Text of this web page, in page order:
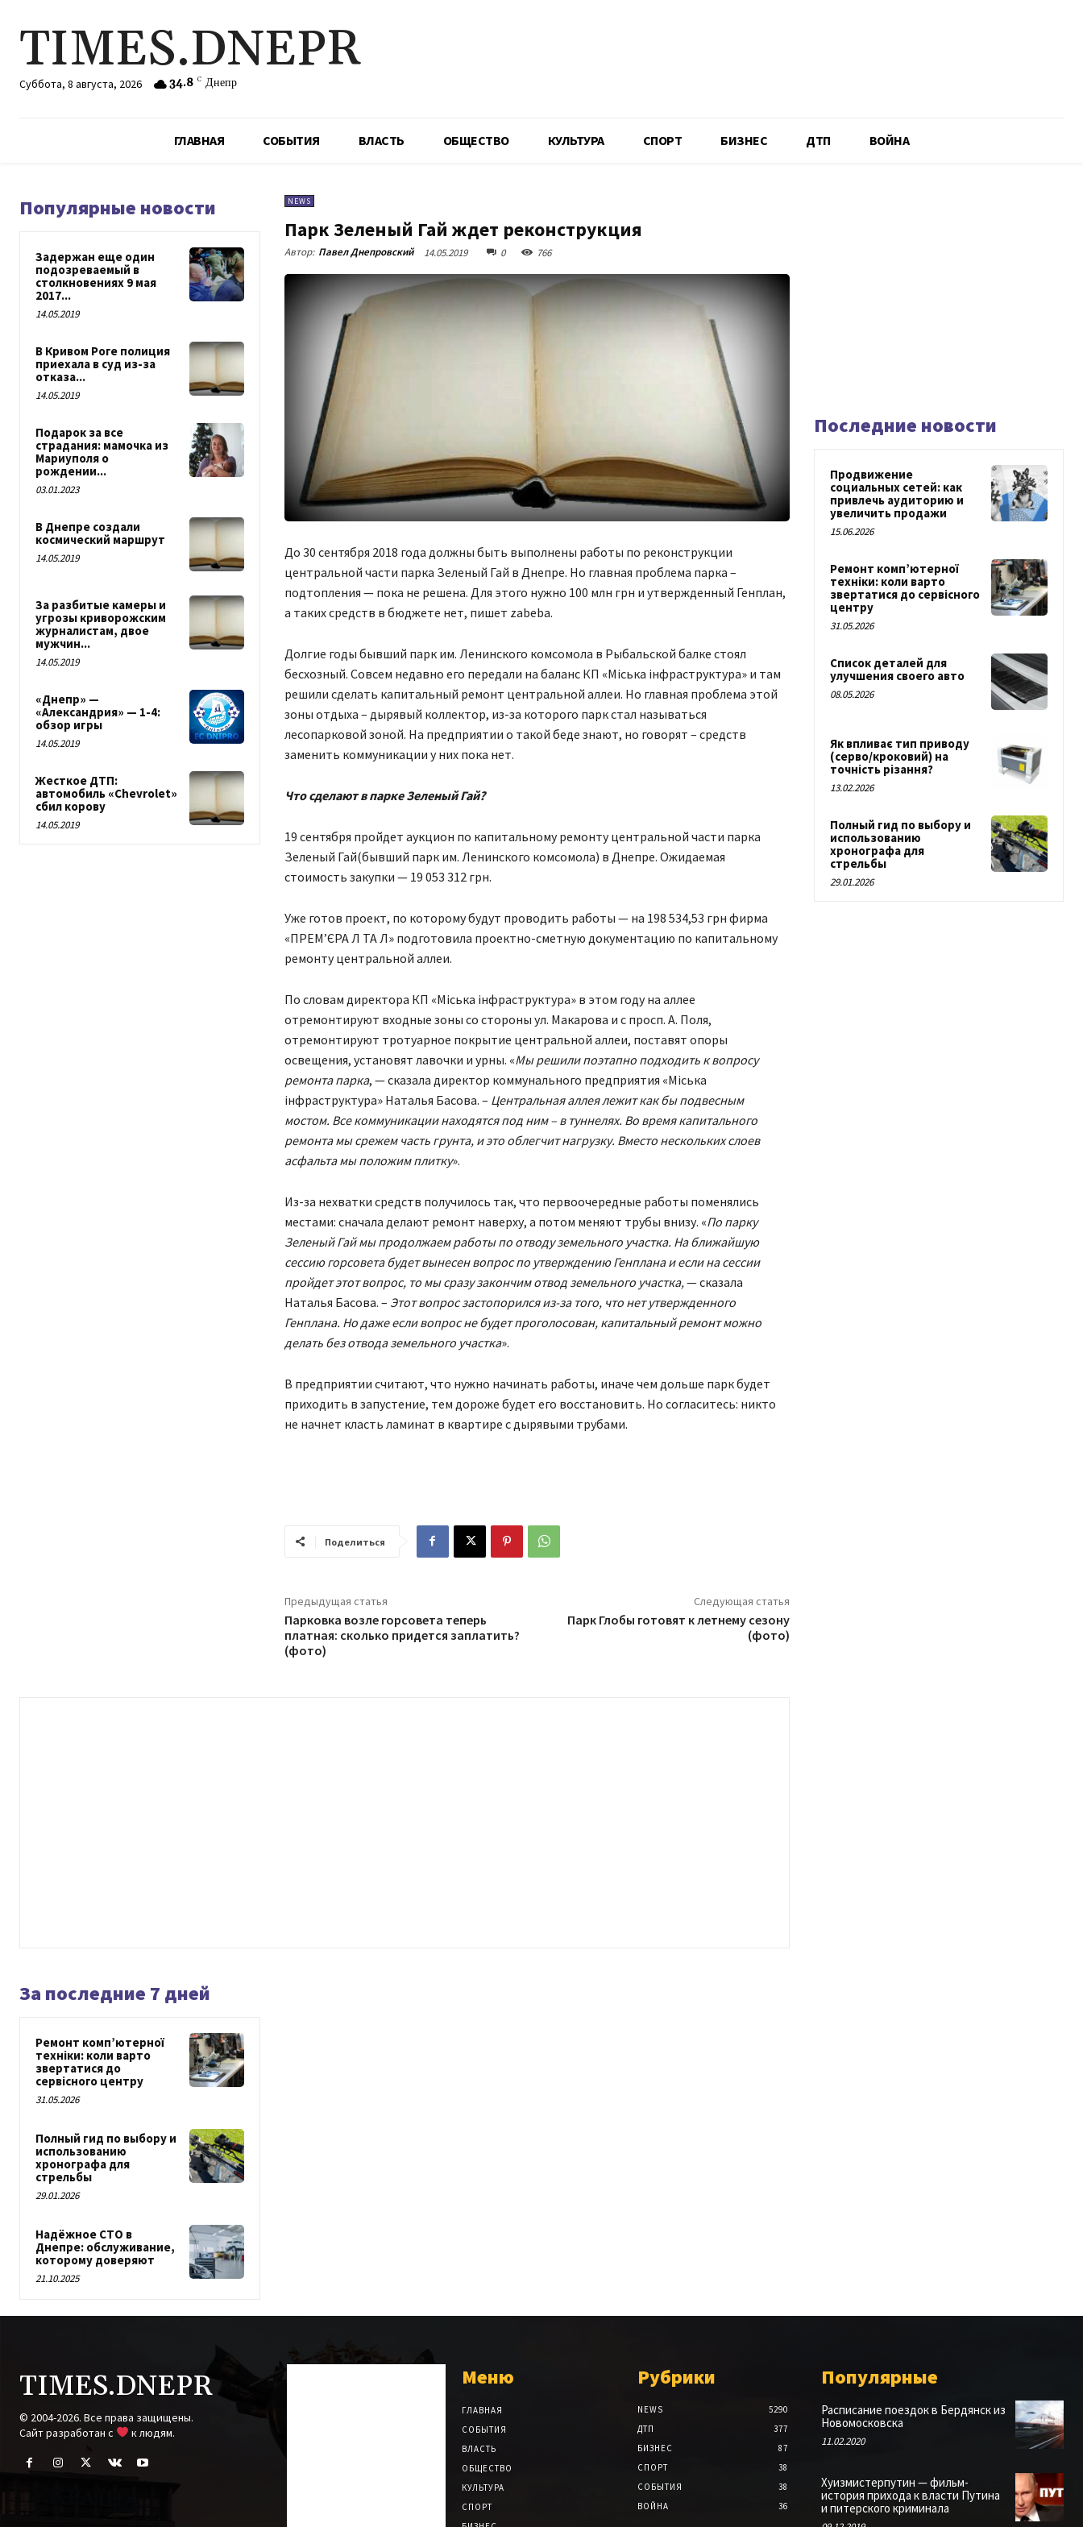
TIMES.DNEPR
Суббота, 8 августа, 2026 34.8 C Днепр
ГЛАВНАЯ СОБЫТИЯ ВЛАСТЬ ОБЩЕСТВО КУЛЬТУРА СПОРТ БИЗНЕС ДТП ВОЙНА
Популярные новости
Задержан еще один
подозреваемый в
столкновениях 9 мая
2017...
14.05.2019
В Кривом Роге полиция
приехала в суд из-за
отказа...
14.05.2019
Подарок за все
страдания: мамочка из
Мариуполя о
рождении...
03.01.2023
В Днепре создали
космический маршрут
14.05.2019
За разбитые камеры и
угрозы криворожским
журналистам, двое
мужчин...
14.05.2019
«Днепр» —
«Александрия» — 1-4:
обзор игры
14.05.2019
Жесткое ДТП:
автомобиль «Chevrolet»
сбил корову
14.05.2019
NEWS
Парк Зеленый Гай ждет реконструкция
Автор: Павел Днепровский 14.05.2019 0 766
До 30 сентября 2018 года должны быть выполнены работы по реконструкции
центральной части парка Зеленый Гай в Днепре. Но главная проблема парка –
подтопления — пока не решена. Для этого нужно 100 млн грн и утвержденный Генплан,
а таких средств в бюджете нет, пишет zabeba​.
Долгие годы бывший парк им. Ленинского комсомола в Рыбальской балке стоял
бесхозный. Совсем недавно его передали на баланс КП «Міська інфраструктура» и там
решили сделать капитальный ремонт центральной аллеи. Но главная проблема этой
зоны отдыха – дырявый коллектор, из-за которого парк стал называться
лесопарковой зоной. На предприятии о такой беде знают, но говорят – средств
заменить коммуникации у них пока нет.
Что сделают в парке Зеленый Гай?
19 сентября пройдет аукцион по капитальному ремонту центральной части парка
Зеленый Гай(бывший парк им. Ленинского комсомола) в Днепре. Ожидаемая
стоимость закупки — 19 053 312 грн.
Уже готов проект, по которому будут проводить работы — на 198 534,53 грн фирма
«ПРЕМ’ЄРА Л ТА Л» подготовила проектно-сметную документацию по капитальному
ремонту центральной аллеи.
По словам директора КП «Міська інфраструктура» в этом году на аллее
отремонтируют входные зоны со стороны ул. Макарова и с просп. А. Поля,
отремонтируют тротуарное покрытие центральной аллеи, поставят опоры
освещения, установят лавочки и урны. «Мы решили поэтапно подходить к вопросу
ремонта парка, — сказала директор коммунального предприятия «Міська
інфраструктура» Наталья Басова. – Центральная аллея лежит как бы подвесным
мостом. Все коммуникации находятся под ним – в туннелях. Во время капитального
ремонта мы срежем часть грунта, и это облегчит нагрузку. Вместо нескольких слоев
асфальта мы положим плитку».
Из-за нехватки средств получилось так, что первоочередные работы поменялись
местами: сначала делают ремонт наверху, а потом меняют трубы внизу. «По парку
Зеленый Гай мы продолжаем работы по отводу земельного участка. На ближайшую
сессию горсовета будет вынесен вопрос по утверждению Генплана и если на сессии
пройдет этот вопрос, то мы сразу закончим отвод земельного участка,— сказала
Наталья Басова. – Этот вопрос застопорился из-за того, что нет утвержденного
Генплана. Но даже если вопрос не будет проголосован, капитальный ремонт можно
делать без отвода земельного участка».
В предприятии считают, что нужно начинать работы, иначе чем дольше парк будет
приходить в запустение, тем дороже будет его восстановить. Но согласитесь: никто
не начнет класть ламинат в квартире с дырявыми трубами.
Поделиться
Предыдущая статья
Парковка возле горсовета теперь
платная: сколько придется заплатить?
(фото)
Следующая статья
Парк Глобы готовят к летнему сезону
(фото)
За последние 7 дней
Ремонт комп’ютерної
техніки: коли варто
звертатися до
сервісного центру
31.05.2026
Полный гид по выбору и
использованию
хронографа для
стрельбы
29.01.2026
Надёжное СТО в
Днепре: обслуживание,
которому доверяют
21.10.2025
Последние новости
Продвижение
социальных сетей: как
привлечь аудиторию и
увеличить продажи
15.06.2026
Ремонт комп’ютерної
техніки: коли варто
звертатися до сервісного
центру
31.05.2026
Список деталей для
улучшения своего авто
08.05.2026
Як впливає тип приводу
(серво/кроковий) на
точність різання?
13.02.2026
Полный гид по выбору и
использованию
хронографа для
стрельбы
29.01.2026
TIMES.DNEPR
© 2004-2026. Все права защищены.
Cайт разработан с
к людям.
Меню
ГЛАВНАЯ
СОБЫТИЯ
ВЛАСТЬ
ОБЩЕСТВО
КУЛЬТУРА
СПОРТ
Рубрики
NEWS
5290
ДТП
377
БИЗНЕС
87
СПОРТ
38
СОБЫТИЯ
38
ВОЙНА
36
Популярные
Расписание поездок в Бердянск из
Новомосковска
11.02.2020
Хуизмистерпутин — фильм-
история прихода к власти Путина
и питерского криминала